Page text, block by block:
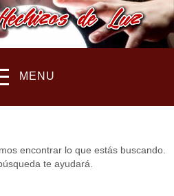
MENU
encontrar lo que estás buscando.
te ayudará.